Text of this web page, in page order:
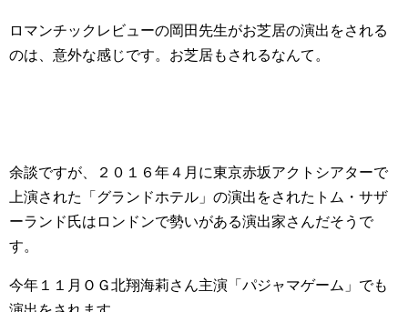
ロマンチックレビューの岡田先生がお芝居の演出をされる
のは、意外な感じです。お芝居もされるなんて。
余談ですが、２０１６年４月に東京赤坂アクトシアターで
上演された「グランドホテル」の演出をされた トム・サザ
ーランド氏はロンドンで勢いがある演出家さんだそうで
す。
今年１１月ＯＧ北翔海莉さん主演「パジャマゲーム」でも